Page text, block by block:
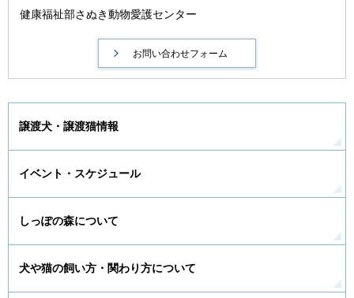
健康福祉部さぬき動物愛護センター
譲渡犬・譲渡猫情報
イベント・スケジュール
しっぽの森について
犬や猫の飼い方・関わり方について